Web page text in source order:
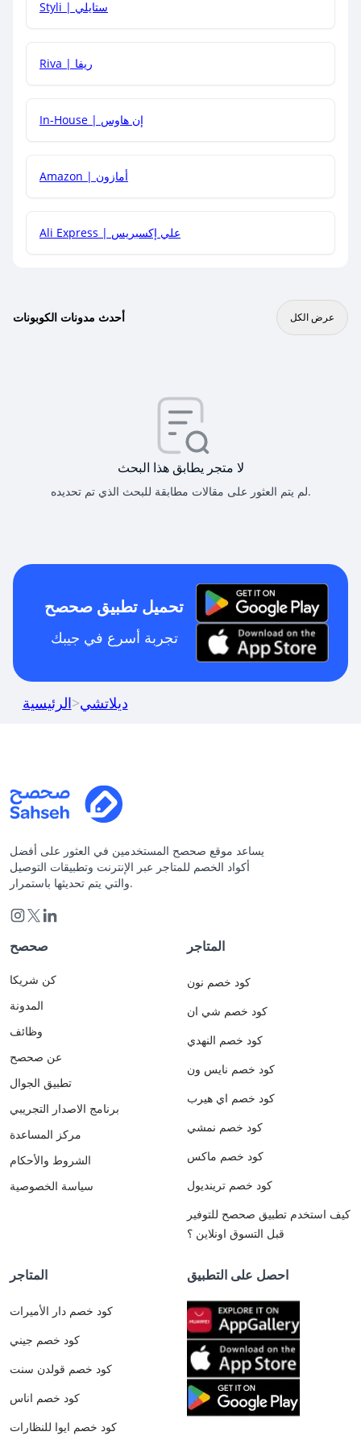
هل يمكنني جمع كود خصم مع العروض الأخرى؟
Styli | ستايلي
Riva | ريفا
In-House | إن هاوس
Amazon | أمازون
Ali Express | علي إكسبريس
أحدث مدونات الكوبونات عرض الكل
لا متجر يطابق هذا البحث
لم يتم العثور على مقالات مطابقة للبحث الذي تم تحديده.
تحميل تطبيق صحصح
تجربة أسرع في جيبك
الرئيسية>ديلاتشي
يساعد موقع صحصح المستخدمين في العثور على أفضل
أكواد الخصم للمتاجر عبر الإنترنت وتطبيقات التوصيل
والتي يتم تحديثها باستمرار.
صحصح
كن شريكا
المدونة
وظائف
عن صحصح
تطبيق الجوال
برنامج الاصدار التجريبي
مركز المساعدة
الشروط والأحكام
سياسة الخصوصية
المتاجر
كود خصم نون
كود خصم شي ان
كود خصم النهدي
كود خصم نايس ون
كود خصم اي هيرب
كود خصم نمشي
كود خصم ماكس
كود خصم ترينديول
كيف استخدم تطبيق صحصح للتوفير
قبل التسوق اونلاين ؟
المتاجر
كود خصم دار الأميرات
كود خصم جيني
كود خصم قولدن سنت
كود خصم اناس
كود خصم ايوا للنظارات
احصل على التطبيق